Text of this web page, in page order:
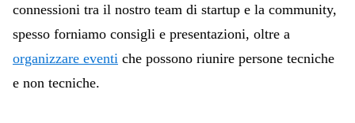
connessioni tra il nostro team di startup e la community,
spesso forniamo consigli e presentazioni, oltre a
organizzare eventi che possono riunire persone tecniche
e non tecniche.